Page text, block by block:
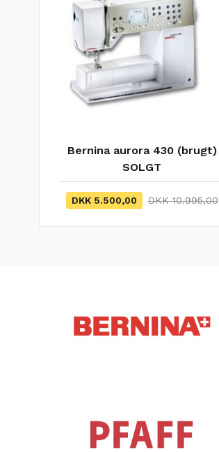
Bernina aurora 430 (brugt)
SOLGT
DKK 5.500,00 DKK 10.995,00